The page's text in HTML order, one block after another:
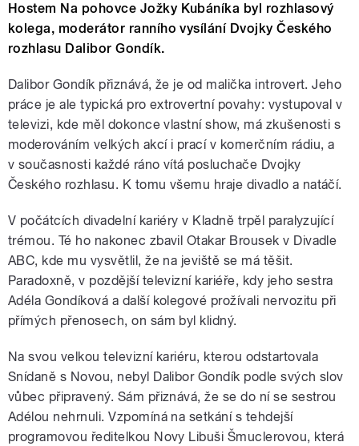
Hostem Na pohovce Jožky Kubáníka byl rozhlasový
kolega, moderátor ranního vysílání Dvojky Českého
rozhlasu Dalibor Gondík.
Dalibor Gondík přiznává, že je od malička introvert. Jeho
práce je ale typická pro extrovertní povahy: vystupoval v
televizi, kde měl dokonce vlastní show, má zkušenosti s
moderováním velkých akcí i prací v komerčním rádiu, a
v současnosti každé ráno vítá posluchače Dvojky
Českého rozhlasu. K tomu všemu hraje divadlo a natáčí.
V počátcích divadelní kariéry v Kladně trpěl paralyzující
trémou. Té ho nakonec zbavil Otakar Brousek v Divadle
ABC, kde mu vysvětlil, že na jeviště se má těšit.
Paradoxně, v pozdější televizní kariéře, kdy jeho sestra
Adéla Gondíková a další kolegové prožívali nervozitu při
přímých přenosech, on sám byl klidný.
Na svou velkou televizní kariéru, kterou odstartovala
Snídaně s Novou, nebyl Dalibor Gondík podle svých slov
vůbec připravený. Sám přiznává, že se do ní se sestrou
Adélou nehrnuli. Vzpomíná na setkání s tehdejší
programovou ředitelkou Novy Libuši Šmuclerovou, která